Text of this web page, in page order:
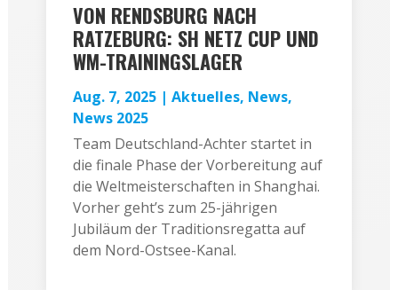
VON RENDSBURG NACH
RATZEBURG: SH NETZ CUP UND
WM-TRAININGSLAGER
Aug. 7, 2025| Aktuelles, News,
News 2025
Team Deutschland-Achter startet in
die finale Phase der Vorbereitung auf
die Weltmeisterschaften in Shanghai.
Vorher geht’s zum 25-jährigen
Jubiläum der Traditionsregatta auf
dem Nord-Ostsee-Kanal.